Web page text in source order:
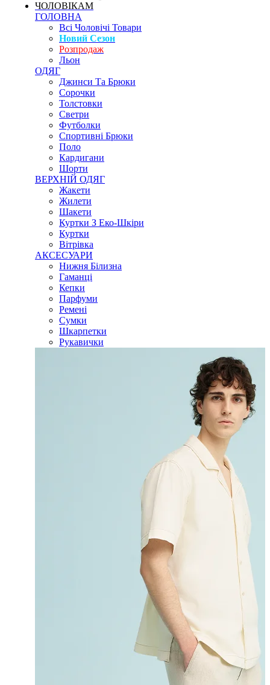
ЧОЛОВІКАМ
ГОЛОВНА
Всі Чоловічі Товари
Новий Сезон
Розпродаж
Льон
ОДЯГ
Джинси Та Брюки
Сорочки
Толстовки
Светри
Футболки
Спортивні Брюки
Поло
Кардигани
Шорти
ВЕРХНІЙ ОДЯГ
Жакети
Жилети
Шакети
Куртки З Еко-Шкіри
Куртки
Вітрівка
АКСЕСУАРИ
Нижня Білизна
Гаманці
Кепки
Парфуми
Ремені
Сумки
Шкарпетки
Рукавички